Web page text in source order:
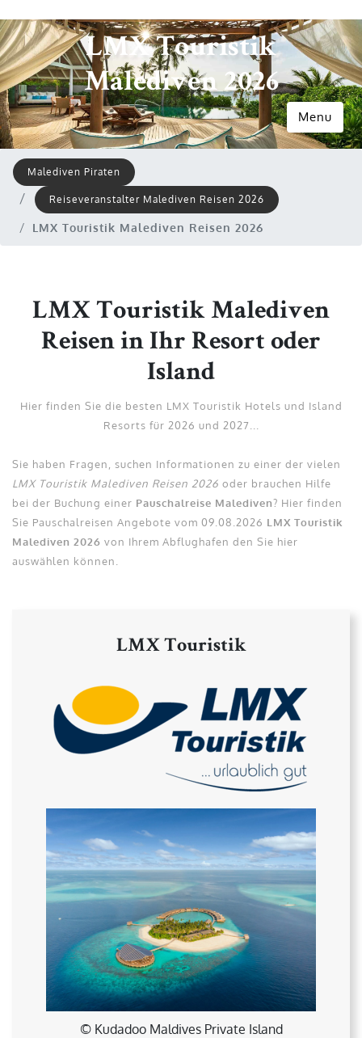
LMX Touristik
Malediven 2026
Menu
Malediven Piraten
Reiseveranstalter Malediven Reisen 2026
LMX Touristik Malediven Reisen 2026
LMX Touristik Malediven
Reisen in Ihr Resort oder
Island
Hier finden Sie die besten LMX Touristik Hotels und Island
Resorts für 2026 und 2027...
Sie haben Fragen, suchen Informationen zu einer der vielen
LMX Touristik Malediven Reisen 2026 oder brauchen Hilfe
bei der Buchung einer Pauschalreise Malediven? Hier finden
Sie Pauschalreisen Angebote vom 09.08.2026 LMX Touristik
Malediven 2026 von Ihrem Abflughafen den Sie hier
auswählen können.
LMX Touristik
© Kudadoo Maldives Private Island